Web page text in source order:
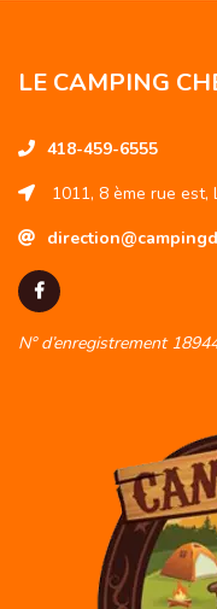
LE CAMPING
418-459-6555
1011, 8 ème rue est,
N° d’enregistrement